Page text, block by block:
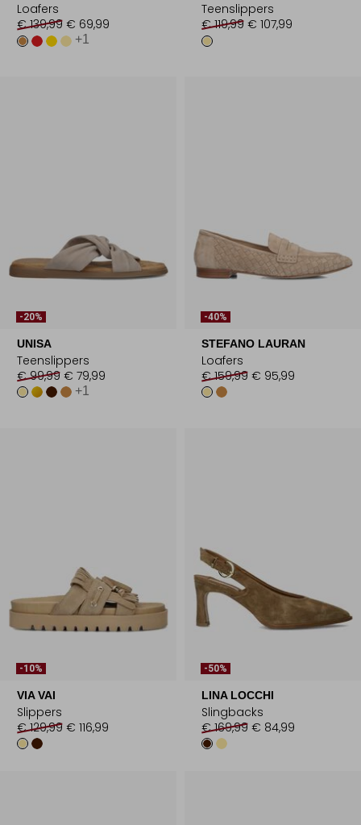
Loafers
€ 139,99 € 69,99
+1
Teenslippers
€ 119,99 € 107,99
-20%
UNISA
Teenslippers
€ 99,99 € 79,99
+1
-40%
STEFANO LAURAN
Loafers
€ 159,99 € 95,99
-10%
VIA VAI
Slippers
€ 129,99 € 116,99
-50%
LINA LOCCHI
Slingbacks
€ 169,99 € 84,99